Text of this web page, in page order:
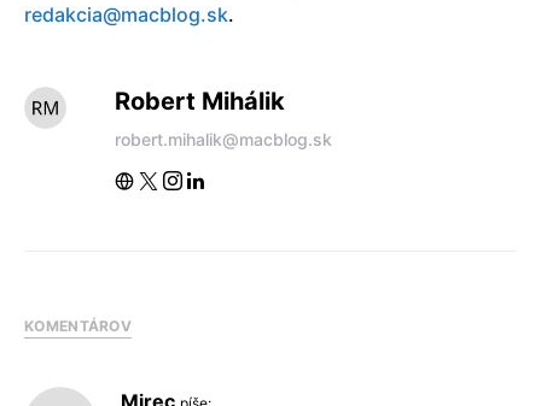
redakcia@macblog.sk.
Robert Mihálik
robert.mihalik@macblog.sk
KOMENTÁROV